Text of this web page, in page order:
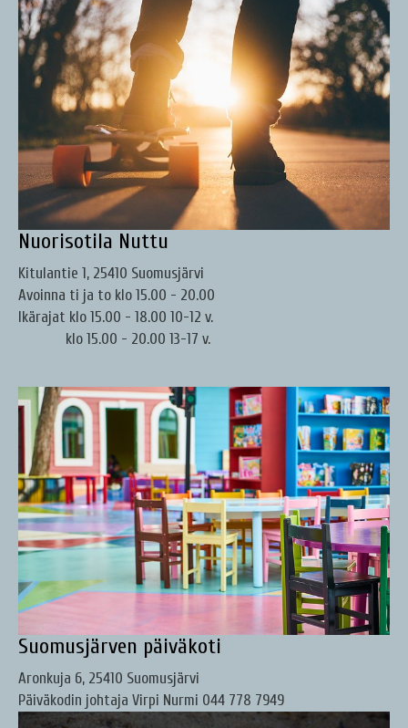
Nuorisotila Nuttu
Kitulantie 1, 25410 Suomusjärvi
Avoinna ti ja to klo 15.00 - 20.00
Ikärajat klo 15.00 - 18.00 10-12 v.
klo 15.00 - 20.00 13-17 v.
Suomusjärven päiväkoti
Aronkuja 6, 25410 Suomusjärvi
Päiväkodin johtaja Virpi Nurmi 044 778 7949